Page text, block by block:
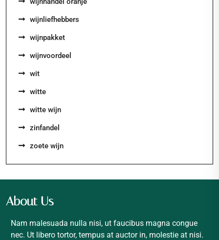
wijnliefhebbers
wijnpakket
wijnvoordeel
wit
witte
witte wijn
zinfandel
zoete wijn
About Us
Nam malesuada nulla nisi, ut faucibus magna congue
nec. Ut libero tortor, tempus at auctor in, molestie at nisi.